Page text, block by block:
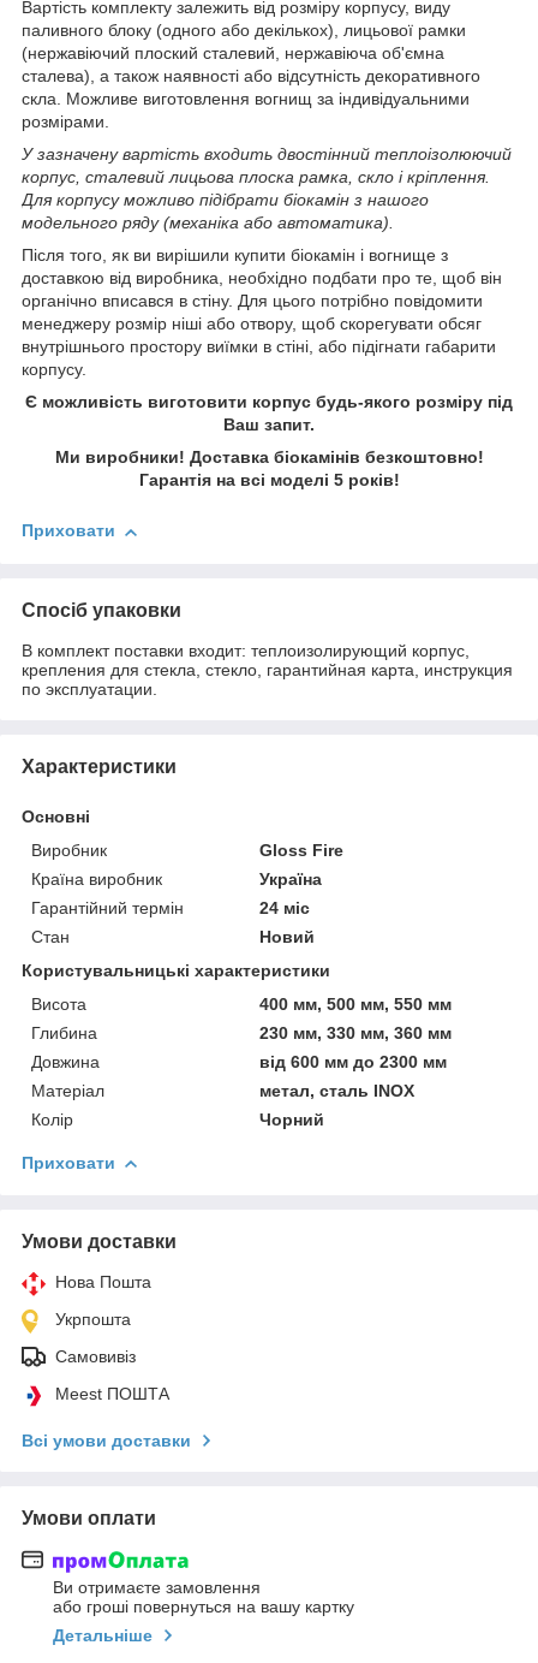
Вартість комплекту залежить від розміру корпусу, виду
паливного блоку (одного або декількох), лицьової рамки
(нержавіючий плоский сталевий, нержавіюча об'ємна
сталева), а також наявності або відсутність декоративного
скла. Можливе виготовлення вогнищ за індивідуальними
розмірами.
У зазначену вартість входить двостінний теплоізолюючий
корпус, сталевий лицьова плоска рамка, скло і кріплення.
Для корпусу можливо підібрати біокамін з нашого
модельного ряду (механіка або автоматика).
Після того, як ви вирішили купити біокамін і вогнище з
доставкою від виробника, необхідно подбати про те, щоб він
органічно вписався в стіну. Для цього потрібно повідомити
менеджеру розмір ніші або отвору, щоб скорегувати обсяг
внутрішнього простору виїмки в стіні, або підігнати габарити
корпусу.
Є можливість виготовити корпус будь-якого розміру під
Ваш запит.
Ми виробники! Доставка біокамінів безкоштовно!
Гарантія на всі моделі 5 років!
Приховати
Спосіб упаковки
В комплект поставки входит: теплоизолирующий корпус,
крепления для стекла, стекло, гарантийная карта, инструкция
по эксплуатации.
Характеристики
Основні
Виробник
Gloss Fire
Країна виробник
Україна
Гарантійний термін
24 міс
Стан
Новий
Користувальницькі характеристики
Висота
400 мм, 500 мм, 550 мм
Глибина
230 мм, 330 мм, 360 мм
Довжина
від 600 мм до 2300 мм
Матеріал
метал, сталь INOX
Колір
Чорний
Приховати
Умови доставки
Нова Пошта
Укрпошта
Самовивіз
Meest ПОШТА
Всі умови доставки
Умови оплати
Ви отримаєте замовлення
або гроші повернуться на вашу картку
Детальніше